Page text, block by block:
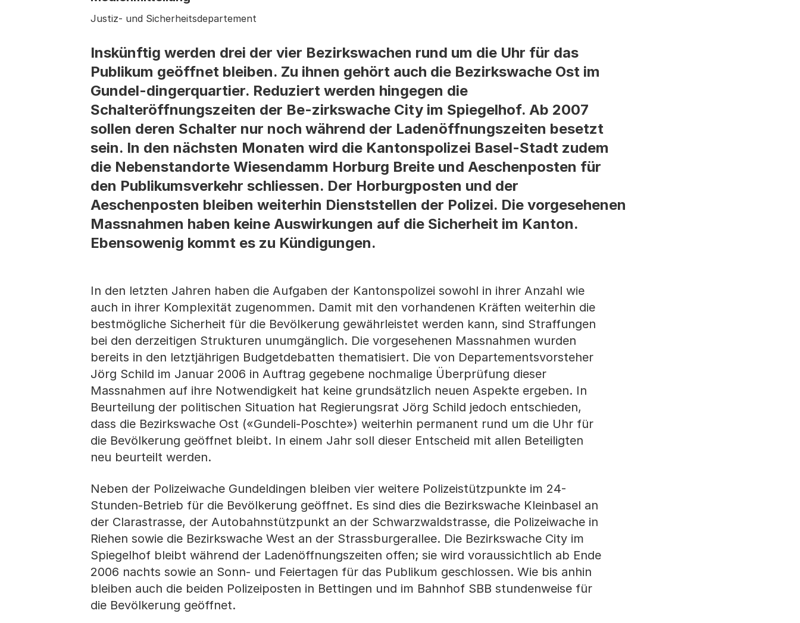
Justiz- und Sicherheitsdepartement
Inskünftig werden drei der vier Bezirkswachen rund um die Uhr für das
Publikum geöffnet bleiben. Zu ihnen gehört auch die Bezirkswache Ost im
Gundel-dingerquartier. Reduziert werden hingegen die
Schalteröffnungszeiten der Be-zirkswache City im Spiegelhof. Ab 2007
sollen deren Schalter nur noch während der Ladenöffnungszeiten besetzt
sein. In den nächsten Monaten wird die Kantonspolizei Basel-Stadt zudem
die Nebenstandorte Wiesendamm Horburg Breite und Aeschenposten für
den Publikumsverkehr schliessen. Der Horburgposten und der
Aeschenposten bleiben weiterhin Dienststellen der Polizei. Die vorgesehenen
Massnahmen haben keine Auswirkungen auf die Sicherheit im Kanton.
Ebensowenig kommt es zu Kündigungen.
In den letzten Jahren haben die Aufgaben der Kantonspolizei sowohl in ihrer Anzahl wie
auch in ihrer Komplexität zugenommen. Damit mit den vorhandenen Kräften weiterhin die
bestmögliche Sicherheit für die Bevölkerung gewährleistet werden kann, sind Straffungen
bei den derzeitigen Strukturen unumgänglich. Die vorgesehenen Massnahmen wurden
bereits in den letztjährigen Budgetdebatten thematisiert. Die von Departementsvorsteher
Jörg Schild im Januar 2006 in Auftrag gegebene nochmalige Überprüfung dieser
Massnahmen auf ihre Notwendigkeit hat keine grundsätzlich neuen Aspekte ergeben. In
Beurteilung der politischen Situation hat Regierungsrat Jörg Schild jedoch entschieden,
dass die Bezirkswache Ost («Gundeli-Poschte») weiterhin permanent rund um die Uhr für
die Bevölkerung geöffnet bleibt. In einem Jahr soll dieser Entscheid mit allen Beteiligten
neu beurteilt werden.
Neben der Polizeiwache Gundeldingen bleiben vier weitere Polizeistützpunkte im 24-
Stunden-Betrieb für die Bevölkerung geöffnet. Es sind dies die Bezirkswache Kleinbasel an
der Clarastrasse, der Autobahnstützpunkt an der Schwarzwaldstrasse, die Polizeiwache in
Riehen sowie die Bezirkswache West an der Strassburgerallee. Die Bezirkswache City im
Spiegelhof bleibt während der Ladenöffnungszeiten offen; sie wird voraussichtlich ab Ende
2006 nachts sowie an Sonn- und Feiertagen für das Publikum geschlossen. Wie bis anhin
bleiben auch die beiden Polizeiposten in Bettingen und im Bahnhof SBB stundenweise für
die Bevölkerung geöffnet.